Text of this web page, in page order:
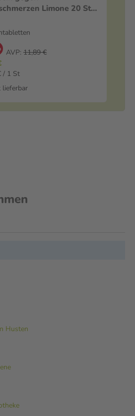
Limone 20 St
AVP: 11,89 €
/ 1 St
lieferbar
Husten